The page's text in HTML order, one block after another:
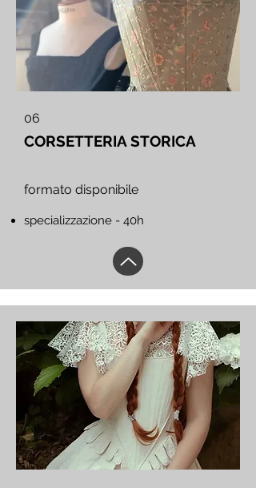
06
CORSETTERIA STORICA
formato disponibile
specializzazione - 40h